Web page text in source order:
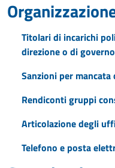
Titolari di incarichi
direzione o di governo
Sanzioni per
Rendiconti gruppi
Articolazione degli
Telefono e posta